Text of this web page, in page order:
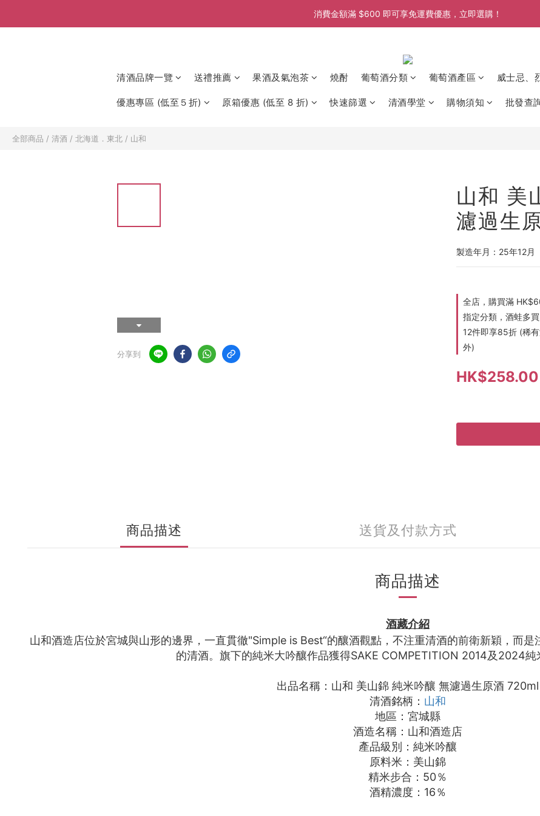
消費金額滿 $600 即可享免運費優惠，立即選購！
消費金額滿 $600 即可享免運費優惠，立即選購！
清酒品牌一覽 送禮推薦 果酒及氣泡茶 燒酎 葡萄酒分類 葡萄酒產區 威士忌、
優惠專區 (低至５折) 原箱優惠 (低至 8 折) 快速篩選 清酒學堂 購物須知 批發查
全部商品 / 清酒 / 北海道．東北 / 山和
分享到
山和 美
濾過生
製造年月：25年12月
全店，購買滿
指定分類，酒蛙多
12件即享85折 (稀
外)
HK$258.00
商品描述 送貨及付款方式
商品描述
酒藏介紹
山和酒造店位於宮城與山形的邊界，一直貫徹"Simple is Best“的釀酒觀點，不注重清酒的前衛新穎，而
的清酒。旗下的純米大吟釀作品獲得SAKE COMPETITION 2014及2024純
出品名稱：山和 美山錦 純米吟釀 無濾過生原酒 720ml
清酒銘柄： 山和
地區：宮城縣
酒造名稱：山和酒造店
產品級別：純米吟釀
原料米：美山錦
精米步合：50％
酒精濃度：16％